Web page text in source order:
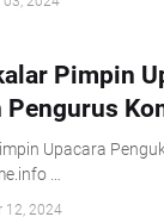
Pimpin
Pengurus
Upacara
…
12, 2024